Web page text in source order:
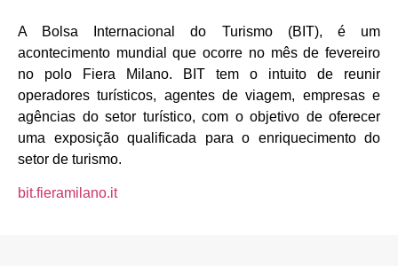
A Bolsa Internacional do Turismo (BIT), é um
acontecimento mundial que ocorre no mês de fevereiro
no polo Fiera Milano. BIT tem o intuito de reunir
operadores turísticos, agentes de viagem, empresas e
agências do setor turístico, com o objetivo de oferecer
uma exposição qualificada para o enriquecimento do
setor de turismo.
bit.fieramilano.it